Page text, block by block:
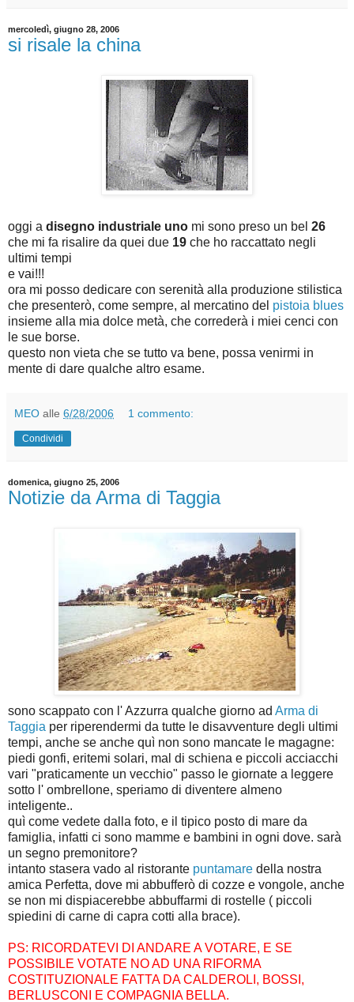
mercoledì, giugno 28, 2006
si risale la china
oggi a disegno industriale uno mi sono preso un bel 26
che mi fa risalire da quei due 19 che ho raccattato negli
ultimi tempi
e vai!!!
ora mi posso dedicare con serenità alla produzione stilistica
che presenterò, come sempre, al mercatino del pistoia blues
insieme alla mia dolce metà, che correderà i miei cenci con
le sue borse.
questo non vieta che se tutto va bene, possa venirmi in
mente di dare qualche altro esame.
MEO alle 6/28/2006 1 commento:
Condividi
domenica, giugno 25, 2006
Notizie da Arma di Taggia
sono scappato con l' Azzurra qualche giorno ad Arma di
Taggia per riperendermi da tutte le disavventure degli ultimi
tempi, anche se anche quì non sono mancate le magagne:
piedi gonfi, eritemi solari, mal di schiena e piccoli acciacchi
vari "praticamente un vecchio" passo le giornate a leggere
sotto l' ombrellone, speriamo di diventere almeno
inteligente..
quì come vedete dalla foto, e il tipico posto di mare da
famiglia, infatti ci sono mamme e bambini in ogni dove. sarà
un segno premonitore?
intanto stasera vado al ristorante puntamare della nostra
amica Perfetta, dove mi abbufferò di cozze e vongole, anche
se non mi dispiacerebbe abbuffarmi di rostelle ( piccoli
spiedini di carne di capra cotti alla brace).
PS: RICORDATEVI DI ANDARE A VOTARE, E SE
POSSIBILE VOTATE NO AD UNA RIFORMA
COSTITUZIONALE FATTA DA CALDEROLI, BOSSI,
BERLUSCONI E COMPAGNIA BELLA.